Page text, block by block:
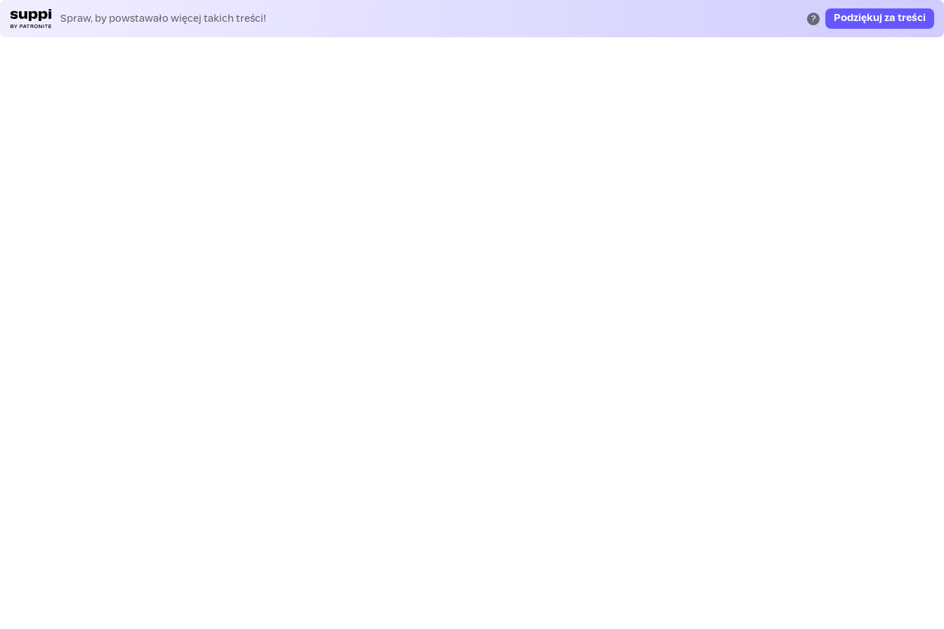
Spraw, by powstawało więcej takich treści! ? Podziękuj za treści